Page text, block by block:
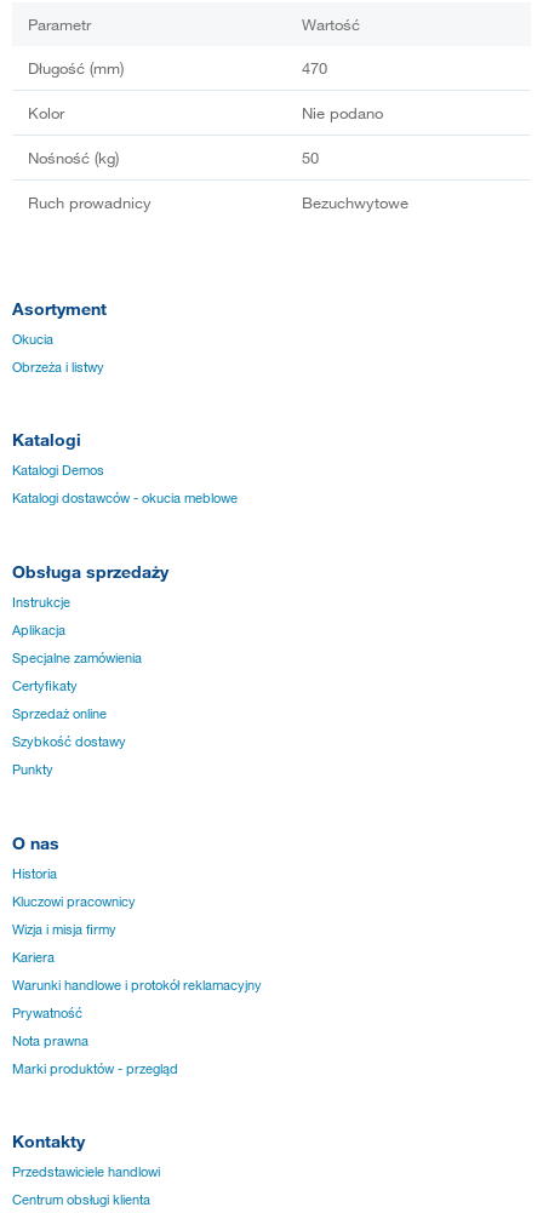
Parametr Wartość
Długość (mm) 470
Kolor Nie podano
Nośność (kg) 50
Ruch prowadnicy Bezuchwytowe
Asortyment
Okucia
Obrzeża i listwy
Katalogi
Katalogi Demos
Katalogi dostawców - okucia meblowe
Obsługa sprzedaży
Instrukcje
Aplikacja
Specjalne zamówienia
Certyfikaty
Sprzedaż online
Szybkość dostawy
Punkty
O nas
Historia
Kluczowi pracownicy
Wizja i misja firmy
Kariera
Warunki handlowe i protokół reklamacyjny
Prywatność
Nota prawna
Marki produktów - przegląd
Kontakty
Przedstawiciele handlowi
Centrum obsługi klienta